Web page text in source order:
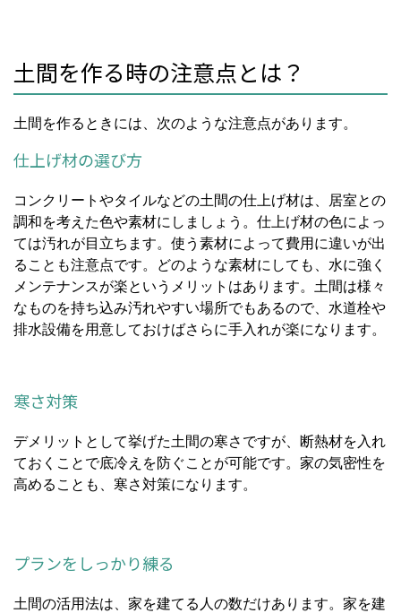
土間を作る時の注意点とは？
土間を作るときには、次のような注意点があります。
仕上げ材の選び方
コンクリートやタイルなどの土間の仕上げ材は、居室との
調和を考えた色や素材にしましょう。仕上げ材の色によっ
ては汚れが目立ちます。使う素材によって費用に違いが出
ることも注意点です。どのような素材にしても、水に強く
メンテナンスが楽というメリットはあります。土間は様々
なものを持ち込み汚れやすい場所でもあるので、水道栓や
排水設備を用意しておけばさらに手入れが楽になります。
寒さ対策
デメリットとして挙げた土間の寒さですが、断熱材を入れ
ておくことで底冷えを防ぐことが可能です。家の気密性を
高めることも、寒さ対策になります。
プランをしっかり練る
土間の活用法は、家を建てる人の数だけあります。家を建